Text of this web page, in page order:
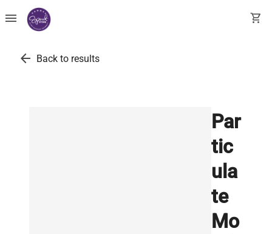
menu shopping_cart
arrow_back Back to results
Par
tic
ula
te
Mo